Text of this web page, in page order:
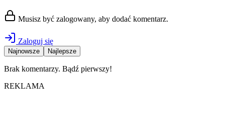
Musisz być zalogowany, aby dodać komentarz.
Zaloguj się
Najnowsze Najlepsze
Brak komentarzy. Bądź pierwszy!
REKLAMA